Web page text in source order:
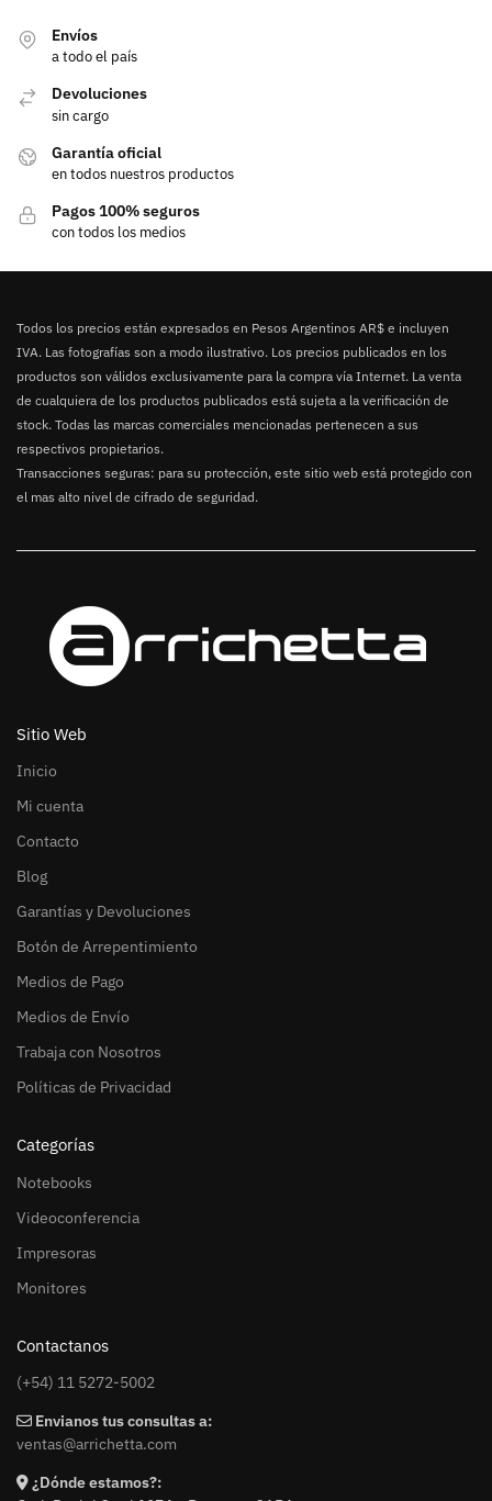
Envíos
a todo el país
Devoluciones
sin cargo
Garantía oficial
en todos nuestros productos
Pagos 100% seguros
con todos los medios
Todos los precios están expresados en Pesos Argentinos AR$ e incluyen
IVA. Las fotografías son a modo ilustrativo. Los precios publicados en los
productos son válidos exclusivamente para la compra vía Internet. La venta
de cualquiera de los productos publicados está sujeta a la verificación de
stock. Todas las marcas comerciales mencionadas pertenecen a sus
respectivos propietarios.
Transacciones seguras: para su protección, este sitio web está protegido con
el mas alto nivel de cifrado de seguridad.
Sitio Web
Inicio
Mi cuenta
Contacto
Blog
Garantías y Devoluciones
Botón de Arrepentimiento
Medios de Pago
Medios de Envío
Trabaja con Nosotros
Políticas de Privacidad
Categorías
Notebooks
Videoconferencia
Impresoras
Monitores
Contactanos
(+54) 11 5272-5002
Envianos tus consultas a:
ventas@arrichetta.com
¿Dónde estamos?: